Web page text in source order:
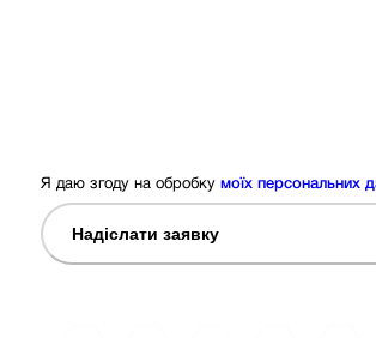
Я даю згоду на обробку моїх персональних
Надіслати заявку